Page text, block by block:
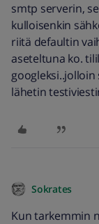
smtp serverin,
kulloisenkin
riitä defaultin
aseteltuna ko.
lähetin
Sokrates
Kun tarkemmin